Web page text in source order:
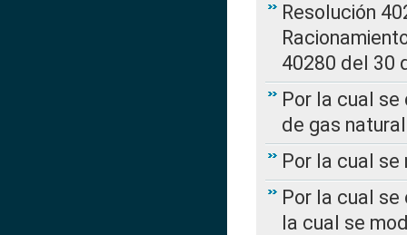
Resolución
40280 del 30
Por la cual
de gas natural
Por la cual se
Por la cual se
la cual se